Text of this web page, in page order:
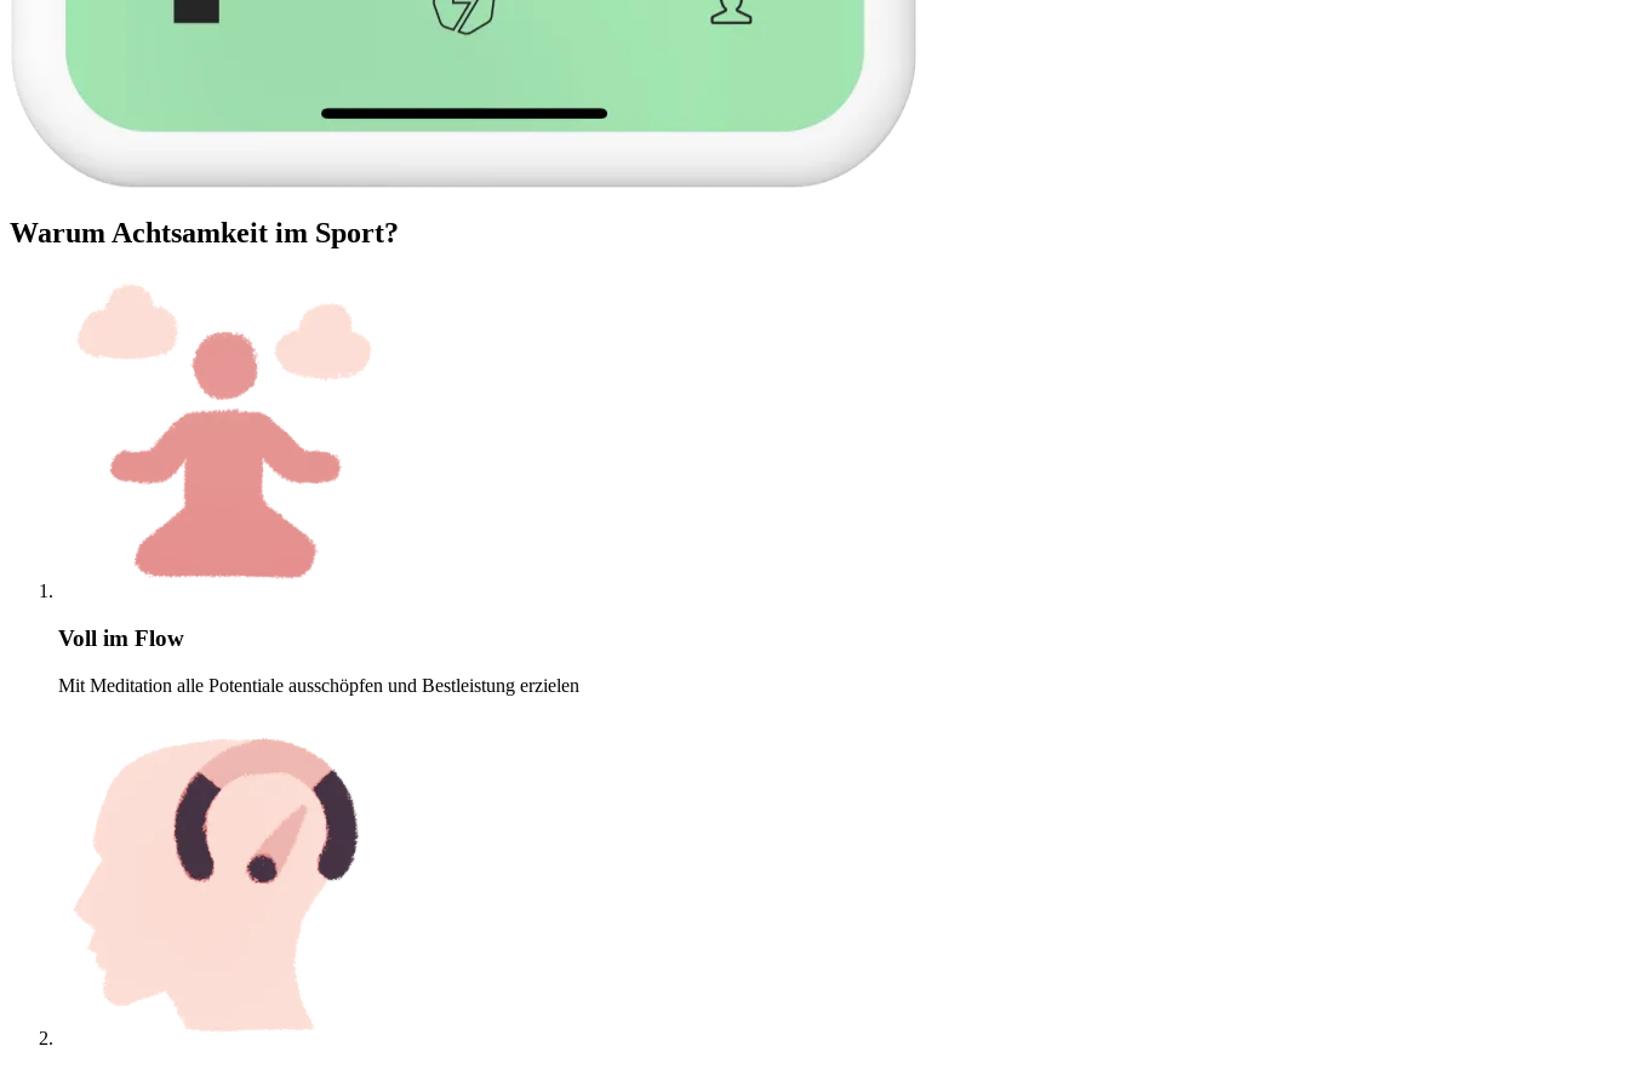
Warum Achtsamkeit im Sport?
Voll im Flow
Mit Meditation alle Potentiale ausschöpfen und Bestleistung erzielen